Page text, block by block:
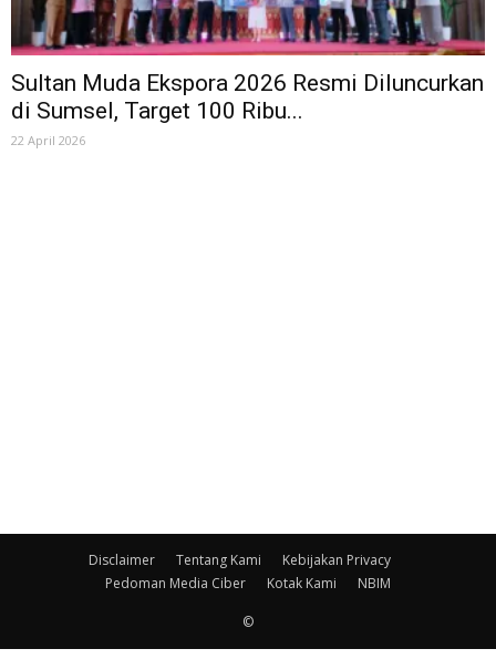
Sultan Muda Ekspora 2026 Resmi Diluncurkan
di Sumsel, Target 100 Ribu...
22 April 2026
Disclaimer Tentang Kami
Kebijakan Privacy
Pedoman Media Ciber
Kotak Kami NBIM
©